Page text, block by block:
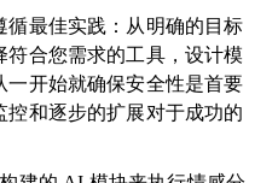
循最佳实践：从明确的目标
合您需求的工具，设计模
开始就确保安全性是首要
和逐步的扩展对于成功的